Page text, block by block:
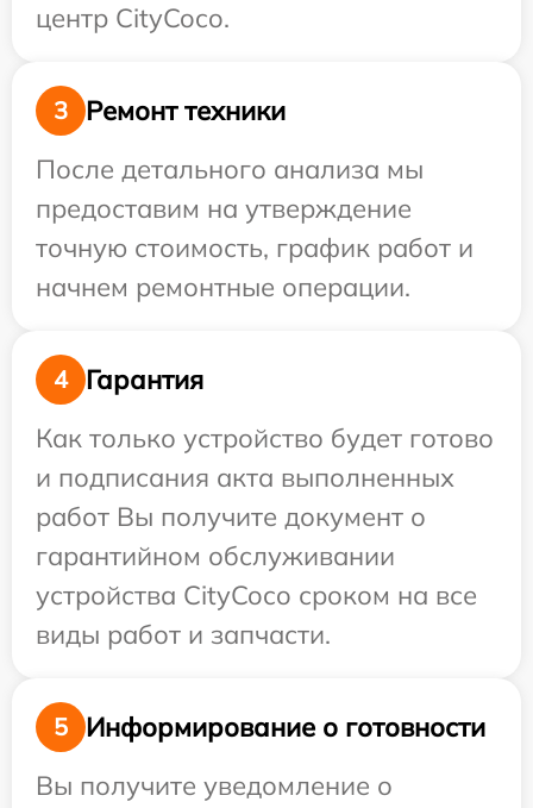
центр CityCoco.
3
Ремонт техники
После детального анализа мы
предоставим на утверждение
точную стоимость, график работ и
начнем ремонтные операции.
4
Гарантия
Как только устройство будет готово
и подписания акта выполненных
работ Вы получите документ о
гарантийном обслуживании
устройства CityCoco сроком на все
виды работ и запчасти.
5
Информирование о готовности
Вы получите уведомление о